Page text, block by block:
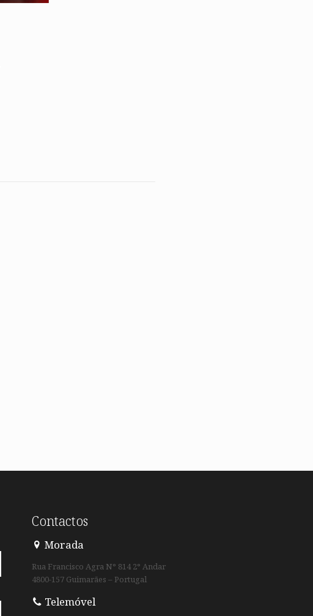
Contactos
Morada
Rua Francisco Agra N° 814 2° Andar
4800-157 Guimarães – Portugal
Telemóvel